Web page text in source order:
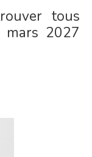
tous
mars 2027